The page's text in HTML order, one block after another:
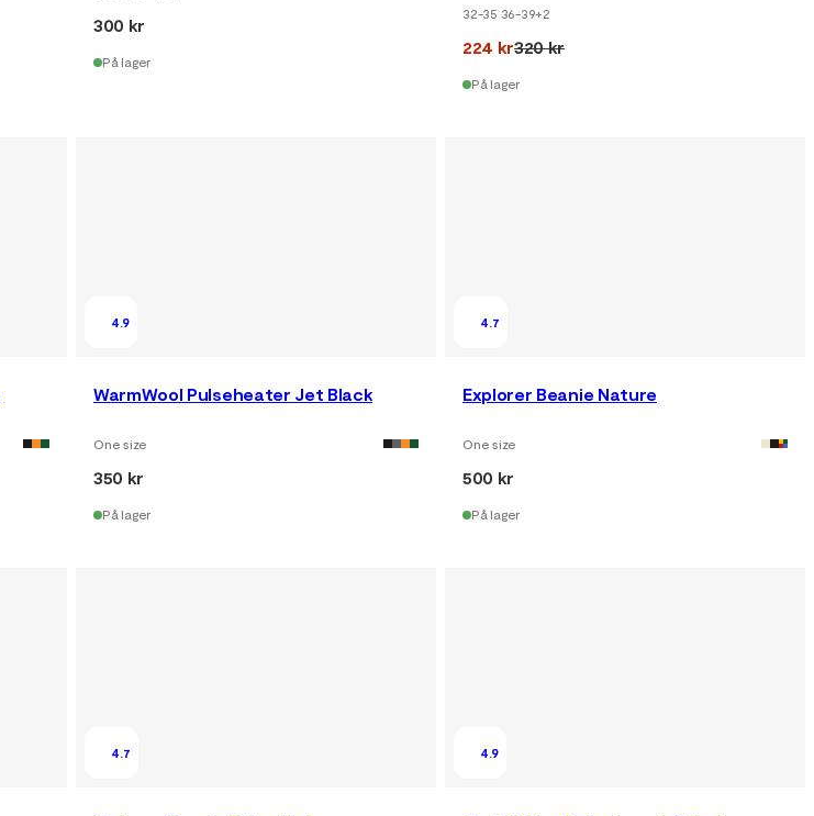
300 kr
På lager
32-35 36-39+2
224 kr320 kr
På lager
4.9
WarmWool Pulseheater Jet Black
One size
350 kr
På lager
4.7
Explorer Beanie Nature
One size
500 kr
På lager
4.7 4.9